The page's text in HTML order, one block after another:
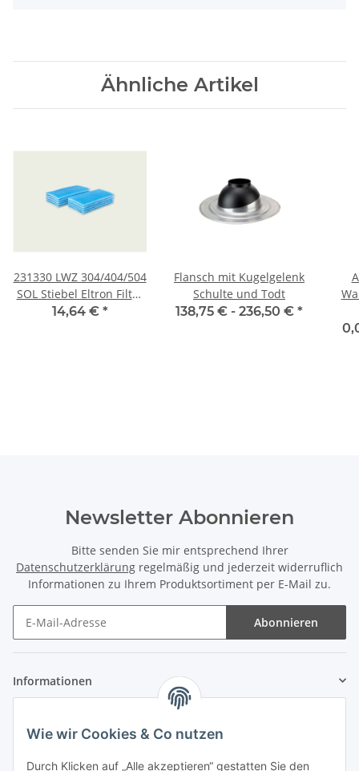
Ähnliche Artikel
231330 LWZ 304/404/504
SOL Stiebel Eltron Filter
Set
14,64 € *
Flansch mit Kugelgelenk
Schulte und Todt
138,75 € - 236,50 € *
Newsletter Abonnieren
Bitte senden Sie mir entsprechend Ihrer
Datenschutzerklärung regelmäßig und jederzeit widerruflich
Informationen zu Ihrem Produktsortiment per E-Mail zu.
Abonnieren
Informationen
Zahlung & Versand
Wie wir Cookies & Co nutzen
Durch Klicken auf „Alle akzeptieren“ gestatten Sie den